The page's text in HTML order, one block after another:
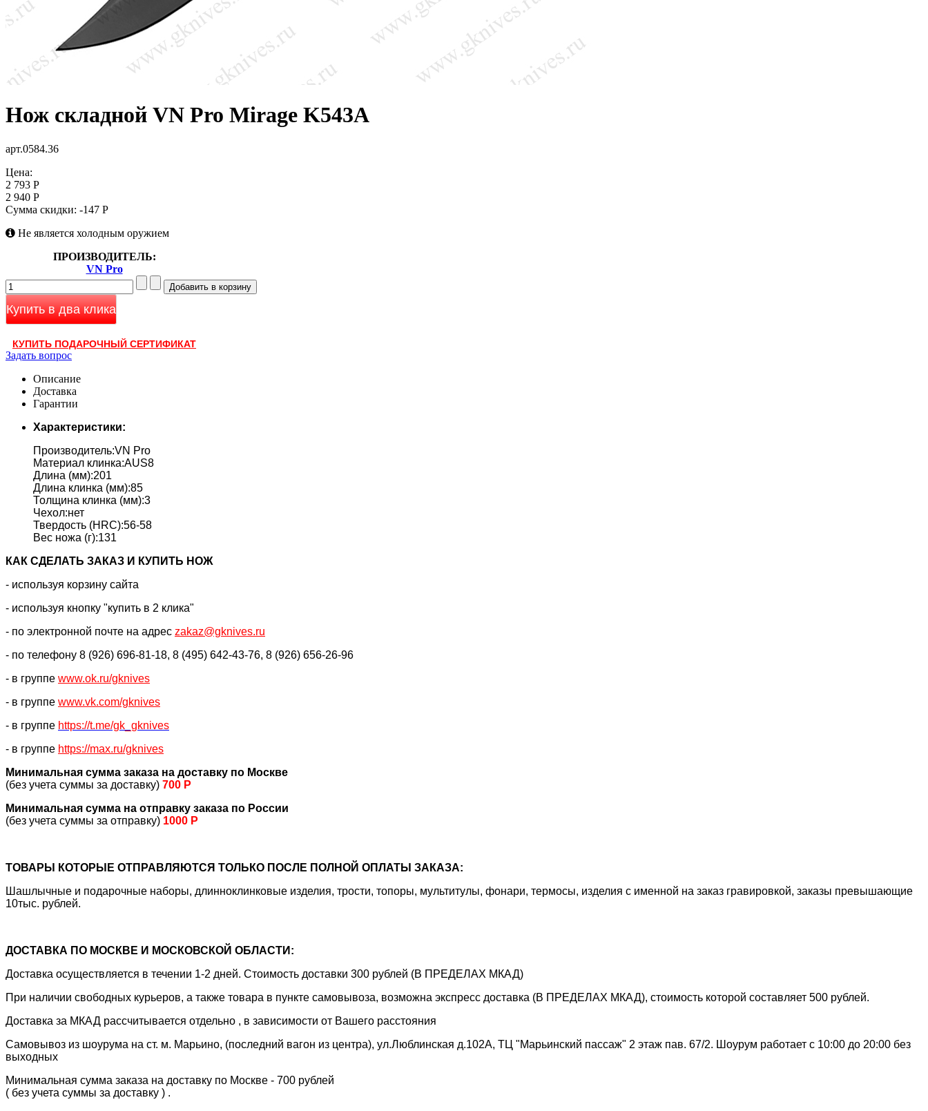
Нож складной VN Pro Mirage K543A
арт.0584.36
Цена:
2 793 Р
2 940 Р
Сумма скидки: -147 Р
Не является холодным оружием
ПРОИЗВОДИТЕЛЬ:
VN Pro
Купить в два клика
КУПИТЬ ПОДАРОЧНЫЙ СЕРТИФИКАТ
Задать вопрос
Описание
Доставка
Гарантии
Характеристики:
Производитель:VN Pro
Материал клинка:AUS8
Длина (мм):201
Длина клинка (мм):85
Толщина клинка (мм):3
Чехол:нет
Твердость (HRC):56-58
Вес ножа (г):131
КАК CДЕЛАТЬ ЗАКАЗ И КУПИТЬ НОЖ
- используя корзину сайта
- используя кнопку "купить в 2 клика"
- по электронной почте на адрес zakaz@gknives.ru
- по телефону 8 (926) 696-81-18, 8 (495) 642-43-76, 8 (926) 656-26-96
- в группе www.ok.ru/gknives
- в группе www.vk.com/gknives
- в группе https://t.me/gk_gknives
- в группе https://max.ru/gknives
Минимальная сумма заказа на доставку по Москве
(без учета суммы за доставку) 700 Р
Минимальная сумма на отправку заказа по России
(без учета суммы за отправку) 1000 Р
ТОВАРЫ КОТОРЫЕ ОТПРАВЛЯЮТСЯ ТОЛЬКО ПОСЛЕ ПОЛНОЙ ОПЛАТЫ ЗАКАЗА:
Шашлычные и подарочные наборы, длинноклинковые изделия, трости, топоры, мультитулы, фонари, термосы, изделия с именной на заказ гравировкой, заказы превышающие
10тыс. рублей.
ДОСТАВКА ПО МОСКВЕ И МОСКОВСКОЙ ОБЛАСТИ:
Доставка осуществляется в течении 1-2 дней. Стоимость доставки 300 рублей (В ПРЕДЕЛАХ МКАД)
При наличии свободных курьеров, а также товара в пункте самовывоза, возможна экспресс доставка (В ПРЕДЕЛАХ МКАД), стоимость которой составляет 500 рублей.
Доставка за МКАД рассчитывается отдельно , в зависимости от Вашего расстояния
Самовывоз из шоурума на ст. м. Марьино, (последний вагон из центра), ул.Люблинская д.102А, ТЦ "Марьинский пассаж" 2 этаж пав. 67/2. Шоурум работает с 10:00 до 20:00 без
выходных
Минимальная сумма заказа на доставку по Москве - 700 рублей
( без учета суммы за доставку ) .